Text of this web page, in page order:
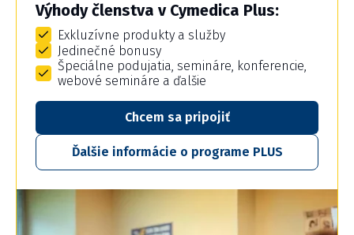
Výhody členstva v Cymedica Plus:
Exkluzívne produkty a služby
Jedinečné bonusy
Špeciálne podujatia, semináre, konferencie,
webové semináre a ďalšie
Chcem sa pripojiť
Ďalšie informácie o programe PLUS